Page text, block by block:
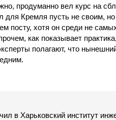
продуманно вел курс на
для Кремля пусть не своим,
посту, хотя он среди не
как показывает
полагают, что
в Харьковский институт